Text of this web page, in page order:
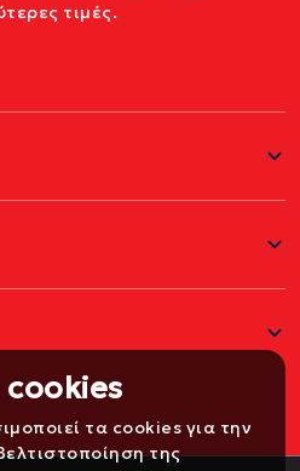
τα cookies για την
της
τιμές.